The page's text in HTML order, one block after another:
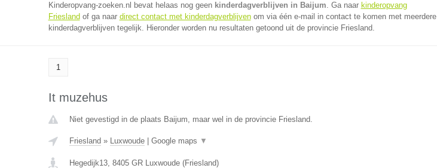
Kinderopvang-zoeken.nl bevat helaas nog geen kinderdagverblijven in Baijum. Ga naar kinderopvang
Friesland of ga naar direct contact met kinderdagverblijvenom via één e-mail in contact te komen met meerdere
kinderdagverblijven tegelijk. Hieronder worden nu resultaten getoond uit de provincie Friesland.
1
It muzehus
Niet gevestigd in de plaats Baijum, maar wel in de provincie Friesland.
Friesland » Luxwoude| Google maps ▼
Hegedijk13, 8405 GR Luxwoude(Friesland)